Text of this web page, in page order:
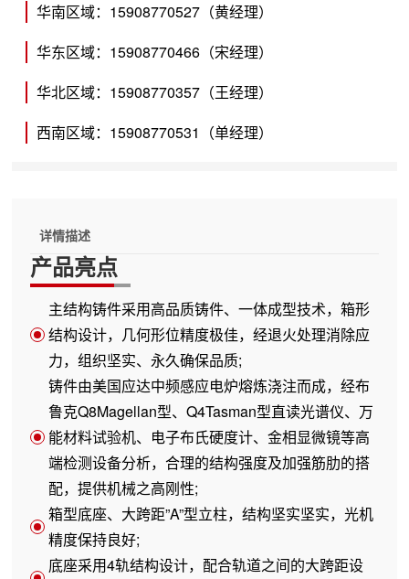
华南区域：15908770527（黄经理）
华东区域：15908770466（宋经理）
华北区域：15908770357（王经理）
西南区域：15908770531（单经理）
详情描述
产品亮点
主结构铸件采用高品质铸件、一体成型技术，箱形
结构设计，几何形位精度极佳，经退火处理消除应
力，组织坚实、永久确保品质;
铸件由美国应达中频感应电炉熔炼浇注而成，经布
鲁克Q8Magellan型、Q4Tasman型直读光谱仪、万
能材料试验机、电子布氏硬度计、金相显微镜等高
端检测设备分析，合理的结构强度及加强筋肋的搭
配，提供机械之高刚性;
箱型底座、大跨距”A”型立柱，结构坚实坚实，光机
精度保持良好;
底座采用4轨结构设计，配合轨道之间的大跨距设